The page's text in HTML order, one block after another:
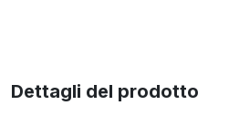
Dettagli del prodotto